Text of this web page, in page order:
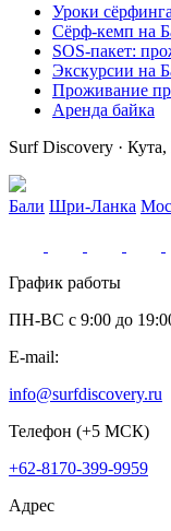
Уроки
Сёрф-кемп на
SOS-пакет:
Экскурсии на
Проживание
Аренда байка
Surf Discovery ·
Бали Шри-Ланка
График работы
ПН-ВС c 9:00 до
E-mail:
info@surfdiscovery.ru
Телефон (+5 МСК)
+62-8170-399-9959
Адрес